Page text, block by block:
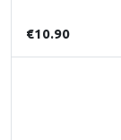
€10.90